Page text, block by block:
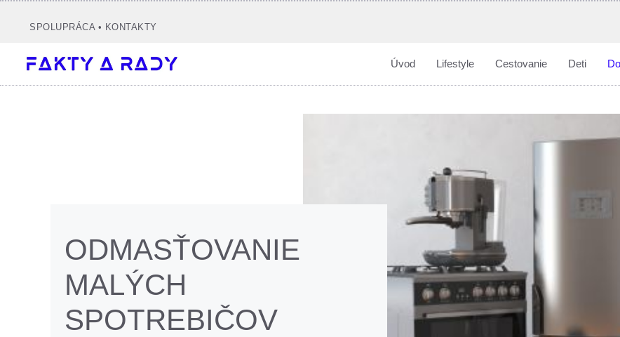
SPOLUPRÁCA• KONTAKTY
Úvod Lifestyle Cestovanie Deti
ODMASŤOVANIE
MALÝCH
SPOTREBIČOV